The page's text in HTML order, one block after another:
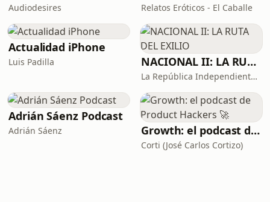
Audiodesires Relatos Eróticos - El Caballe
Actualidad iPhone
Luis Padilla NACIONAL II: LA RUTA DEL EXILIO
La República Independiente de la Radio
Adrián Sáenz Podcast
Adrián Sáenz Growth: el podcast de Product Hackers 🚀
Corti (José Carlos Cortizo)